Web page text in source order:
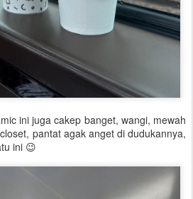
ini juga cakep banget, wangi, mewah
pantat agak anget di dudukannya,
ini 😉